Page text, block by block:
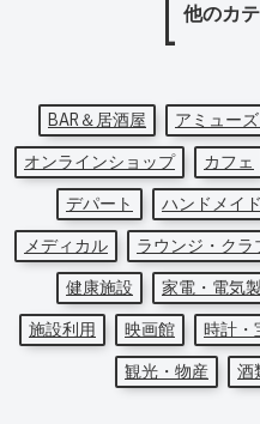
他のカ
BAR＆居酒屋 アミュー
オンラインショップ
カフェ
デパート
ハンドメイド
メディカル
ラウンジ・クラ
健康施設
家電・電気
施設利用
映画館 時計・
観光・物産
酒